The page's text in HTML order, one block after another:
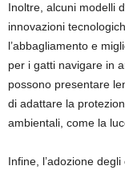
Inoltre, alcuni modelli
innovazioni
l’abbagliamento e
per i gatti navigare in
possono presentare
di adattare la
ambientali, come la
Infine, l’adozione